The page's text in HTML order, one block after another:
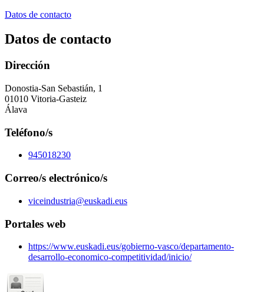
Datos de contacto
Datos de contacto
Dirección
Donostia-San Sebastián, 1
01010 Vitoria-Gasteiz
Álava
Teléfono/s
945018230
Correo/s electrónico/s
viceindustria@euskadi.eus
Portales web
https://www.euskadi.eus/gobierno-vasco/departamento-
desarrollo-economico-competitividad/inicio/